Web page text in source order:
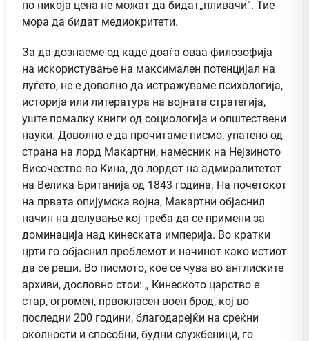
по никоја цена не можат да бидат„пливачи“. Тие
мора да бидат медиокритети.
За да дознаеме од каде доаѓа оваа филозофија
на искористување на максимален потенцијал на
луѓето, не е доволно да истражуваме психологија,
историја или литература на војната стратегија,
уште помалку книги од социологија и општествени
науки. Доволно е да прочитаме писмо, упатено од
страна на лорд Макартни, намесник на Нејзиното
Височество во Кина, до лордот на адмиралитетот
на Велика Британија од 1843 година. На почетокот
на првата опијумска војна, Макартни објаснил
начин на делување кој треба да се примени за
доминација над кинеската империја. Во кратки
црти го објаснил проблемот и начинот како истиот
да се реши. Во писмото, кое се чува во англиските
архиви, дословно стои: „ Кинеското царство е
стар, огромен, првокласен воен брод, кој во
последни 200 години, благодарејќи на среќни
околности и способни, будни службеници, го